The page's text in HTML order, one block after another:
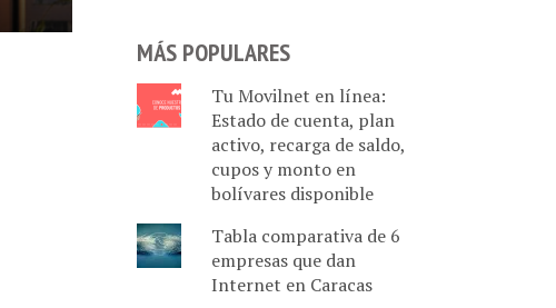
MÁS POPULARES
Tu Movilnet en línea:
Estado de cuenta, plan
activo, recarga de saldo,
cupos y monto en
bolívares disponible
Tabla comparativa de 6
empresas que dan
Internet en Caracas